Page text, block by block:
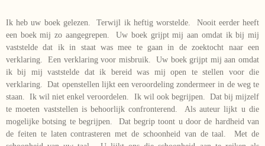
Ik heb uw boek gelezen. Terwijl ik heftig worstelde. Nooit eerder heeft
een boek mij zo aangegrepen. Uw boek grijpt mij aan omdat ik bij mij
vaststelde dat ik in staat was mee te gaan in de zoektocht naar een
verklaring. Een verklaring voor misbruik. Uw boek grijpt mij aan omdat
ik bij mij vaststelde dat ik bereid was mij open te stellen voor die
verklaring. Dat openstellen lijkt een veroordeling zondermeer in de weg te
staan. Ik wil niet enkel veroordelen. Ik wil ook begrijpen. Dat bij mijzelf
te moeten vaststellen is behoorlijk confronterend. Als auteur lijkt u die
mogelijke botsing te begrijpen. Dat begrip toont u door de hardheid van
de feiten te laten contrasteren met de schoonheid van de taal. Met de